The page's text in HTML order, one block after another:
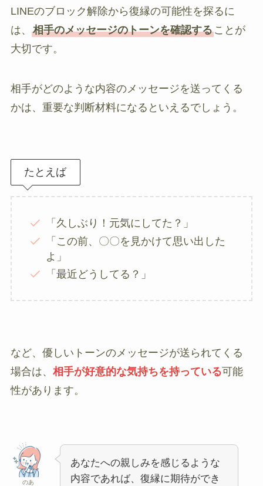
LINEのブロック解除から復縁の可能性を探るに
は、 相手のメッセージのトーンを確認することが
大切です。
相手がどのような内容のメッセージを送ってくる
かは、重要な判断材料になるといえるでしょう。
たとえば
「久しぶり！元気にしてた？」
「この前、〇〇を見かけて思い出した
よ」
「最近どうしてる？」
など、優しいトーンのメッセージが送られてくる
場合は、 相手が好意的な気持ちを持っている可能
性があります。
のあ
あなたへの親しみを感じるような
内容であれば、復縁に期待ができ